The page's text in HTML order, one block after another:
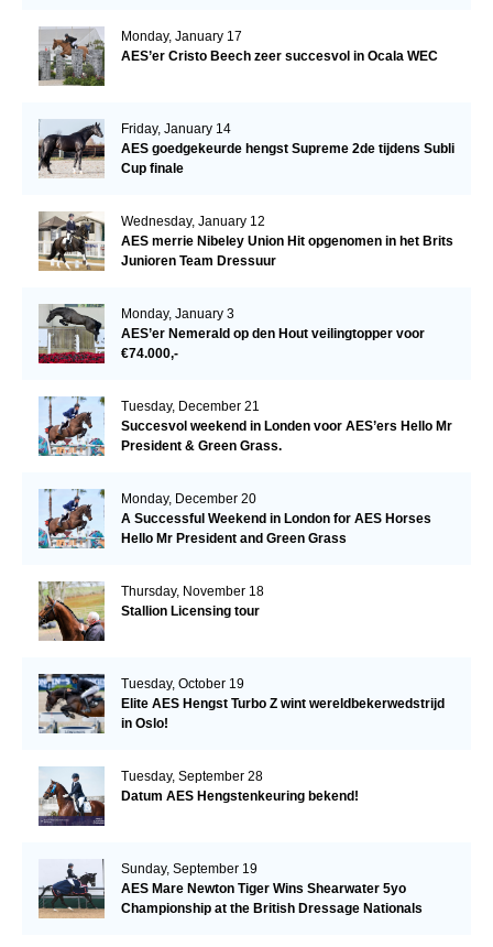
Monday, January 17
AES’er Cristo Beech zeer succesvol in Ocala WEC
Friday, January 14
AES goedgekeurde hengst Supreme 2de tijdens Subli
Cup finale
Wednesday, January 12
AES merrie Nibeley Union Hit opgenomen in het Brits
Junioren Team Dressuur
Monday, January 3
AES’er Nemerald op den Hout veilingtopper voor
€74.000,-
Tuesday, December 21
Succesvol weekend in Londen voor AES’ers Hello Mr
President & Green Grass.
Monday, December 20
A Successful Weekend in London for AES Horses
Hello Mr President and Green Grass
Thursday, November 18
Stallion Licensing tour
Tuesday, October 19
Elite AES Hengst Turbo Z wint wereldbekerwedstrijd
in Oslo!
Tuesday, September 28
Datum AES Hengstenkeuring bekend!
Sunday, September 19
AES Mare Newton Tiger Wins Shearwater 5yo
Championship at the British Dressage Nationals